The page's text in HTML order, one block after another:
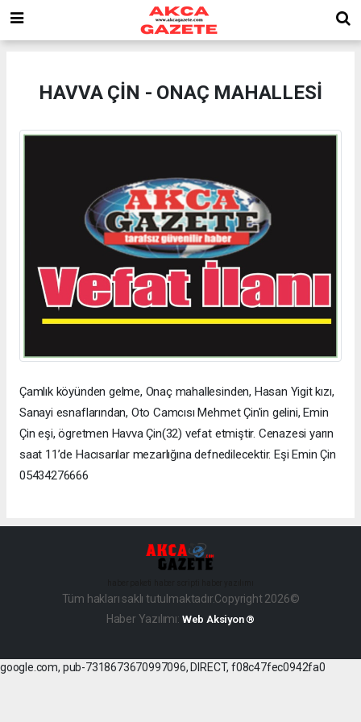
HAVVA ÇİN - ONAÇ MAHALLESİ
Çamlık köyünden gelme, Onaç mahallesinden, Hasan Yigit kızı,
Sanayi esnaflarından, Oto Camcısı Mehmet Çin'in gelini, Emin
Çin eşi, ögretmen Havva Çin(32) vefat etmiştir. Cenazesi yarın
saat 11’de Hacısarılar mezarlığına defnedilecektir. Eşi Emin Çin
05434276666
Tüm hakları saklı tutulmaktadır.Copyright 2026©
Haber Yazılımı: Web Aksiyon ®
google.com, pub-7318673670997096, DIRECT, f08c47fec0942fa0